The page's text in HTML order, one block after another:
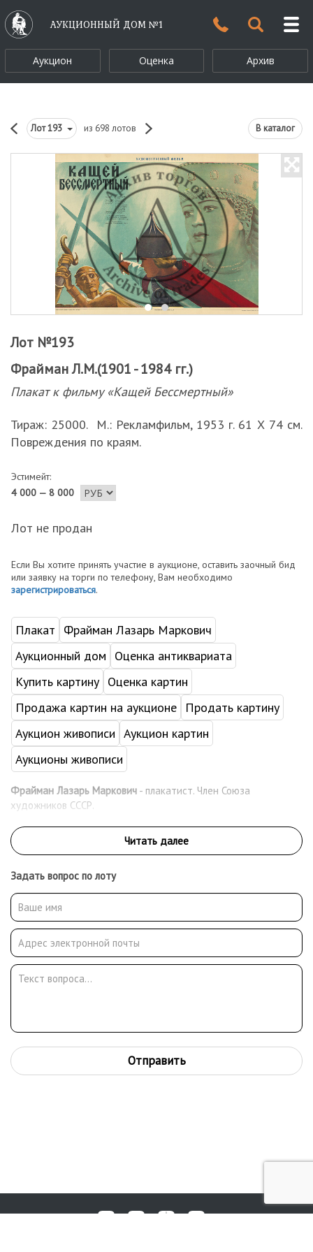
АУКЦИОННЫЙ ДОМ №1
Аукцион Оценка Архив
Лот193 из 698 лотов В каталог
Лот №193
Фрайман Л.М.(1901 - 1984 гг.)
Плакат к фильму «Кащей Бессмертный»
Тираж: 25000. М.: Рекламфильм, 1953 г. 61 Х 74 см.
Повреждения по краям.
Эстимейт:
4 000 — 8 000
Лот не продан
Если Вы хотите принять участие в аукционе, оставить заочный бид
или заявку на торги по телефону, Вам необходимо
зарегистрироваться.
Плакат
Фрайман Лазарь Маркович
Аукционный дом
Оценка антиквариата
Купить картину Оценка картин
Продажа картин на аукционе
Продать картину
Аукцион живописи Аукцион картин
Аукционы живописи
Фрайман Лазарь Маркович - плакатист. Член Союза
художников СССР.
Задать вопрос по лоту
Отправить